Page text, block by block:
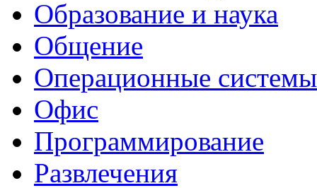
Образование и наука
Общение
Операционные системы
Офис
Программирование
Развлечения